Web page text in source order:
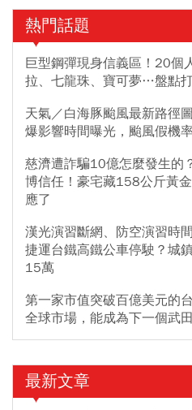
熱門話題
巨型鋼彈現身信義區！20個
拉、七龍珠、寶可夢…盤點
天氣／白海豚颱風最新路徑
爆影響時間曝光，颱風假機
慈濟遭詐騙10億怎麼發生的
博信任！豪宅藏158公斤黃
應了
漢光演習斷網、防空演習時
捷運台鐵高鐵公車停駛？城
15萬
第一家市值突破百億美元的
全球市場，能成為下一個武
最新文章